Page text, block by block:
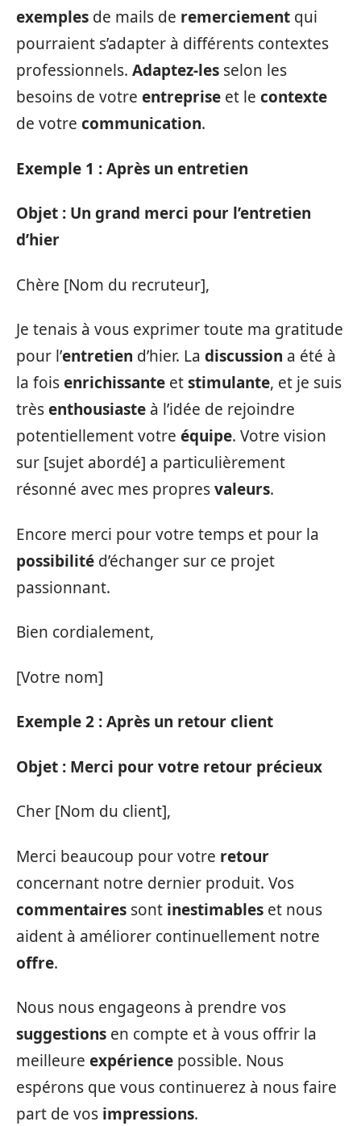
exemples de mails de remerciement qui
pourraient s’adapter à différents contextes
professionnels. Adaptez-les selon les
besoins de votre entreprise et le contexte
de votre communication.
Exemple 1 : Après un entretien
Objet : Un grand merci pour l’entretien
d’hier
Chère [Nom du recruteur],
Je tenais à vous exprimer toute ma gratitude
pour l’entretien d’hier. La discussion a été à
la foisenrichissante etstimulante, et je suis
trèsenthousiaste à l’idée de rejoindre
potentiellement votre équipe. Votre vision
sur [sujet abordé] a particulièrement
résonné avec mes propresvaleurs.
Encore merci pour votre temps et pour la
possibilité d’échanger sur ce projet
passionnant.
Bien cordialement,
[Votre nom]
Exemple 2 : Après un retour client
Objet : Merci pour votre retour précieux
Cher [Nom du client],
Merci beaucoup pour votre retour
concernant notre dernier produit. Vos
commentaires sont inestimables et nous
aident à améliorer continuellement notre
offre.
Nous nous engageons à prendre vos
suggestions en compte et à vous offrir la
meilleure expérience possible. Nous
espérons que vous continuerez à nous faire
part de vos impressions.